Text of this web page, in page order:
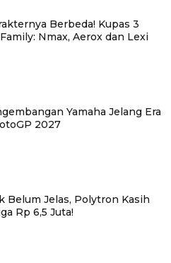
Berbeda! Kupas 3
Nmax, Aerox dan Lexi
Yamaha Jelang Era
2027
Jelas, Polytron Kasih
Rp 6,5 Juta!